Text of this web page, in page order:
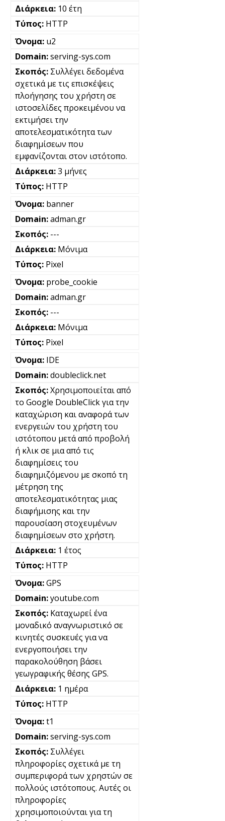
10 έτη
HTTP
u2
serving-sys.com
Συλλέγει δεδομένα
σχετικά με τις επισκέψεις
πλοήγησης του χρήστη σε
ιστοσελίδες προκειμένου να
εκτιμήσει την
αποτελεσματικότητα των
διαφημίσεων που
εμφανίζονται στον ιστότοπο.
3 μήνες
HTTP
banner
adman.gr
---
Μόνιμα
Pixel
probe_cookie
adman.gr
---
Μόνιμα
Pixel
IDE
doubleclick.net
Χρησιμοποιείται από
το Google DoubleClick για την
καταχώριση και αναφορά των
ενεργειών του χρήστη του
ιστότοπου μετά από προβολή
ή κλικ σε μια από τις
διαφημίσεις του
διαφημιζόμενου με σκοπό τη
μέτρηση της
αποτελεσματικότητας μιας
διαφήμισης και την
παρουσίαση στοχευμένων
διαφημίσεων στο χρήστη.
1 έτος
HTTP
GPS
youtube.com
Καταχωρεί ένα
μοναδικό αναγνωριστικό σε
κινητές συσκευές για να
ενεργοποιήσει την
παρακολούθηση βάσει
γεωγραφικής θέσης GPS.
1 ημέρα
HTTP
t1
serving-sys.com
Συλλέγει
πληροφορίες σχετικά με τη
συμπεριφορά των χρηστών σε
πολλούς ιστότοπους. Αυτές οι
πληροφορίες
χρησιμοποιούνται για τη